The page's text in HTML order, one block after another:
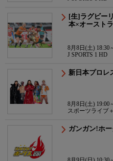
[生]ラグビー
本×オースト
8月8日(土) 18:30
J SPORTS 1 HD
新日本プロレ
8月8日(土) 19:00
スポーツライブ＋
ガンガン!ホ